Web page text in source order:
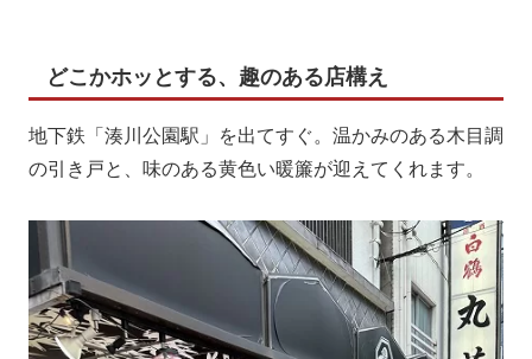
どこかホッとする、趣のある店構え
地下鉄「湊川公園駅」を出てすぐ。温かみのある木目調
の引き戸と、味のある黄色い暖簾が迎えてくれます。